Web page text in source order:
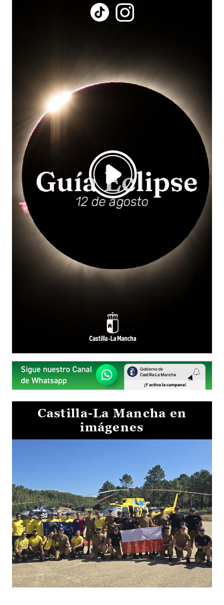
Castilla-La Mancha en
imágenes